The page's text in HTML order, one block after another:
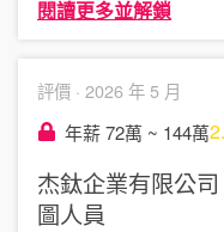
閱讀更多並解鎖
評價 · 2026 年 5 月
年薪 72萬 ~ 144萬
杰鈦企業有限公
圖人員